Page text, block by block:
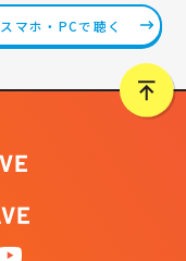
スマホ・PCで聴く